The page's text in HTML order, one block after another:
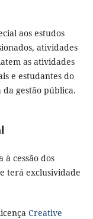
aos estudos
atividades
as atividades
e estudantes do
gestão pública.
cessão dos
terá exclusividade
Creative